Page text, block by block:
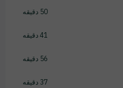
50 دقیقه
41 دقیقه
56 دقیقه
37 دقیقه